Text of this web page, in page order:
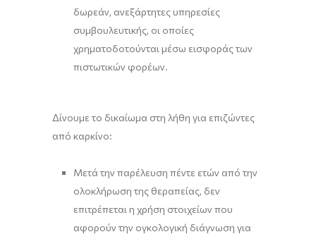
δωρεάν, ανεξάρτητες υπηρεσίες
συμβουλευτικής, οι οποίες
χρηματοδοτούνται μέσω εισφοράς των
πιστωτικών φορέων.
Δίνουμε το δικαίωμα στη λήθη για επιζώντες
από καρκίνο:
Μετά την παρέλευση πέντε ετών από την
ολοκλήρωση της θεραπείας, δεν
επιτρέπεται η χρήση στοιχείων που
αφορούν την ογκολογική διάγνωση για